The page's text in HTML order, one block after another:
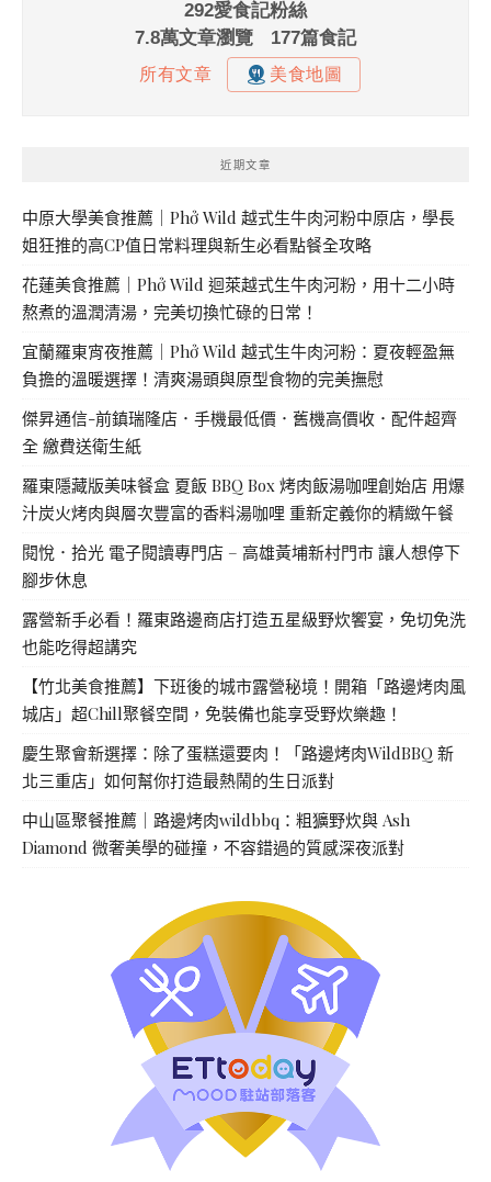
近期文章
中原大學美食推薦｜Phở Wild 越式生牛肉河粉中原店，學長
姐狂推的高CP值日常料理與新生必看點餐全攻略
花蓮美食推薦｜Phở Wild 迴萊越式生牛肉河粉，用十二小時
熬煮的溫潤清湯，完美切換忙碌的日常！
宜蘭羅東宵夜推薦｜Phở Wild 越式生牛肉河粉：夏夜輕盈無
負擔的溫暖選擇！清爽湯頭與原型食物的完美撫慰
傑昇通信-前鎮瑞隆店．手機最低價．舊機高價收．配件超齊
全 繳費送衛生紙
羅東隱藏版美味餐盒 夏飯 BBQ Box 烤肉飯湯咖哩創始店 用爆
汁炭火烤肉與層次豐富的香料湯咖哩 重新定義你的精緻午餐
閱悅．拾光 電子閱讀專門店 – 高雄黃埔新村門市 讓人想停下
腳步休息
露營新手必看！羅東路邊商店打造五星級野炊饗宴，免切免洗
也能吃得超講究
【竹北美食推薦】下班後的城市露營秘境！開箱「路邊烤肉風
城店」超Chill聚餐空間，免裝備也能享受野炊樂趣！
慶生聚會新選擇：除了蛋糕還要肉！「路邊烤肉WildBBQ 新
北三重店」如何幫你打造最熱鬧的生日派對
中山區聚餐推薦｜路邊烤肉wildbbq：粗獷野炊與 Ash
Diamond 微奢美學的碰撞，不容錯過的質感深夜派對